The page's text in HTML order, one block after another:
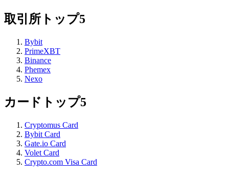
取引所トップ5
Bybit
PrimeXBT
Binance
Phemex
Nexo
カードトップ5
Cryptomus Card
Bybit Card
Gate.io Card
Volet Card
Crypto.com Visa Card